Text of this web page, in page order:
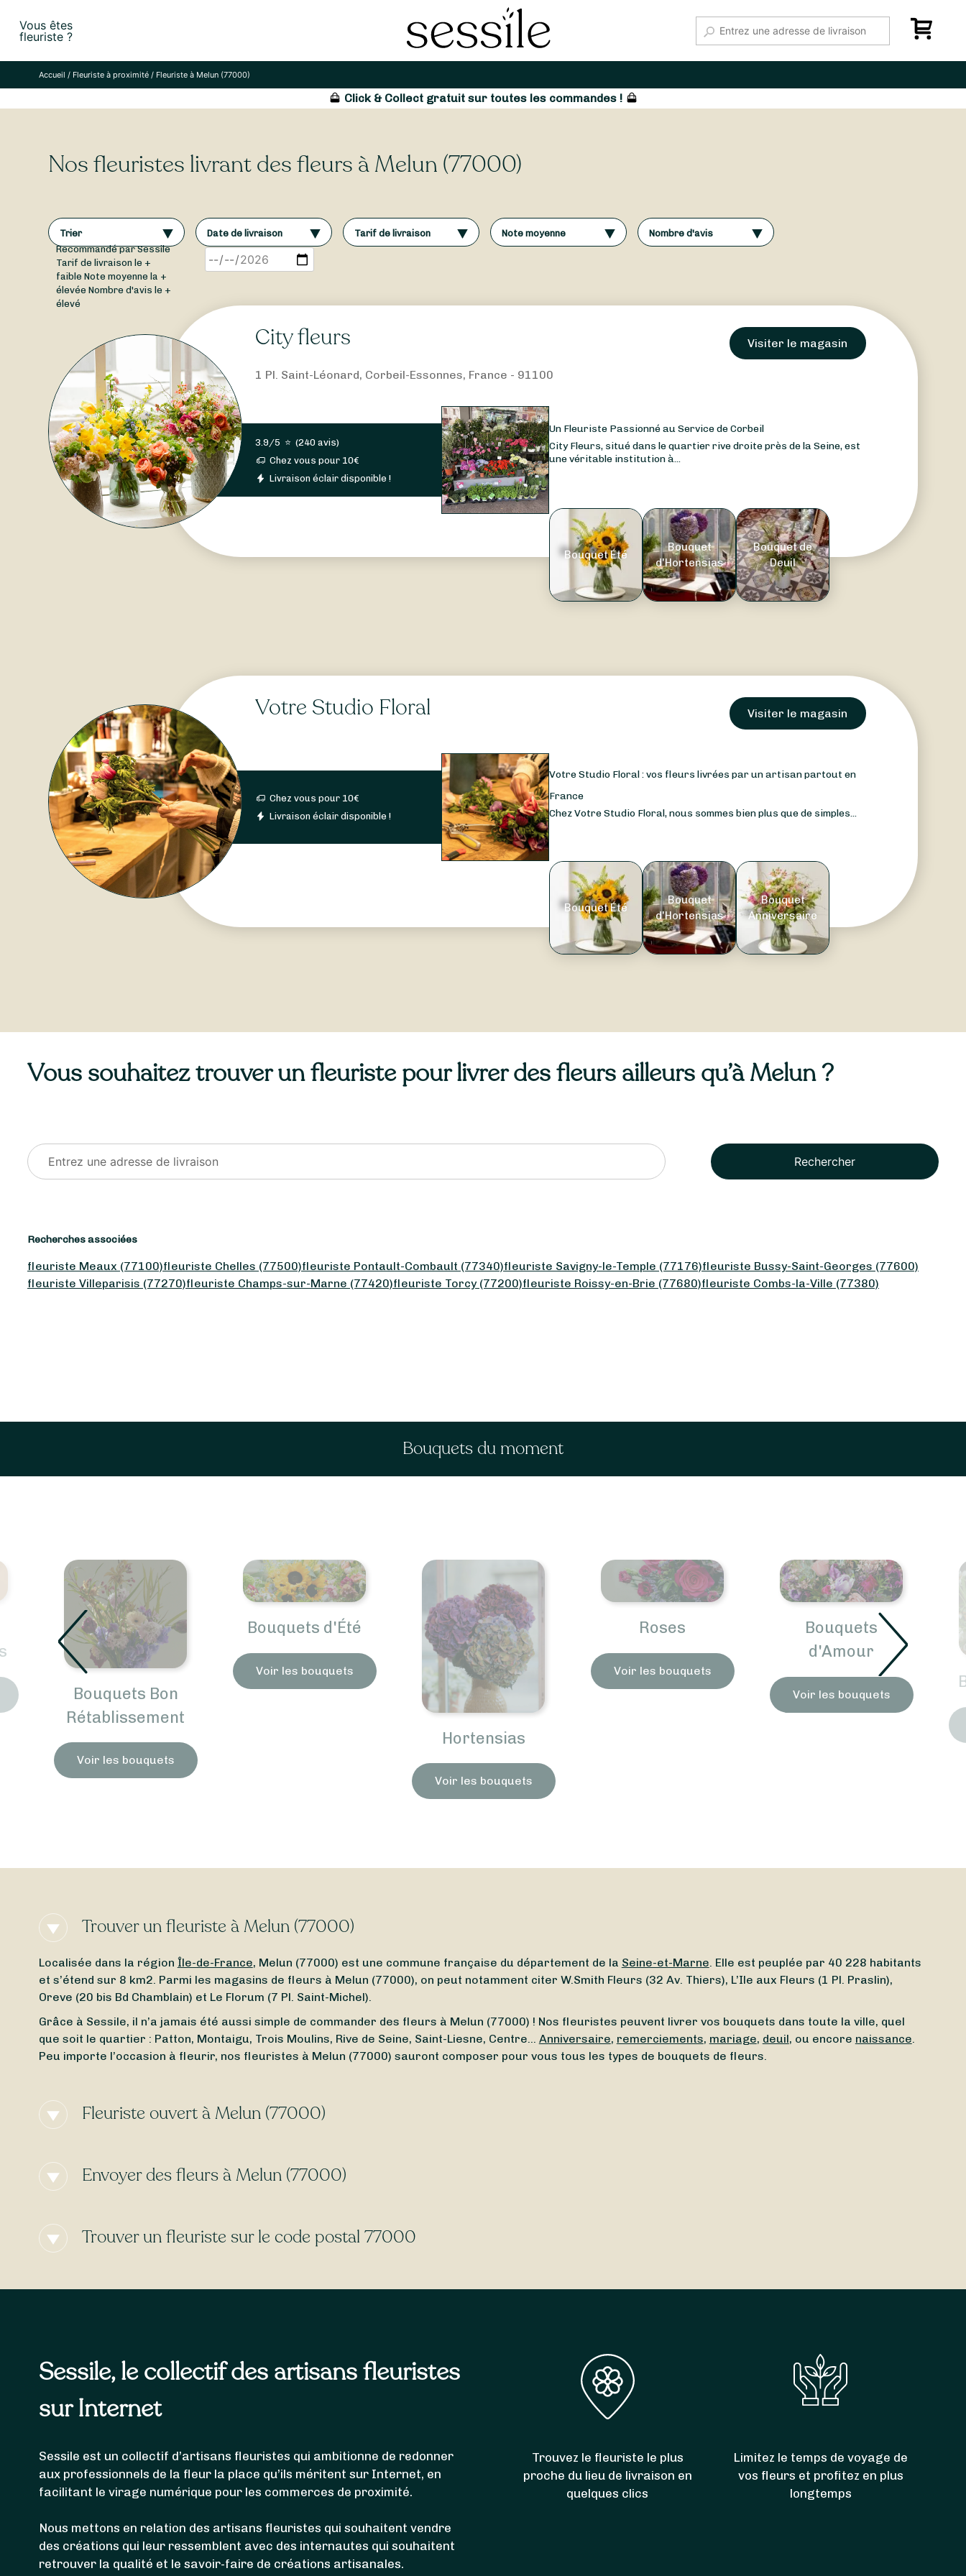
content
Vous êtes
fleuriste ?
Accueil / Fleuriste à proximité/ Fleuriste à Melun (77000)
Click & Collect gratuit sur toutes les commandes !
Nos fleuristes livrant des fleurs à Melun (77000)
Trier
Recommandé par Sessile
Tarif de livraison le +
faible Note moyenne la +
élevée Nombre d'avis le +
élevé
Date de livraison Tarif de livraison Note moyenne Nombre d'avis
City fleurs Visiter le magasin
1 Pl. Saint-Léonard, Corbeil-Essonnes, France - 91100
3.9/5 ⭐ (240 avis)
Chez vous pour 10€
Livraison éclair disponible !
Un Fleuriste Passionné au Service de Corbeil
City Fleurs, situé dans le quartier rive droite près de la Seine, est
une véritable institution à...
Bouquet Été
Bouquet
d'Hortensias
Bouquet de
Deuil
Votre Studio Floral Visiter le magasin
Chez vous pour 10€
Livraison éclair disponible !
Votre Studio Floral : vos fleurs livrées par un artisan partout en
France
Chez Votre Studio Floral, nous sommes bien plus que de simples...
Bouquet Été
Bouquet
d'Hortensias
Bouquet
Anniversaire
Vous souhaitez trouver un fleuriste pour livrer des fleurs ailleurs qu’à Melun ?
Rechercher
Recherches associées
fleuriste Meaux (77100)fleuriste Chelles (77500)fleuriste Pontault-Combault (77340)fleuriste Savigny-le-Temple (77176)fleuriste Bussy-Saint-Georges (77600)
fleuriste Villeparisis (77270)fleuriste Champs-sur-Marne (77420)fleuriste Torcy (77200)fleuriste Roissy-en-Brie (77680)fleuriste Combs-la-Ville (77380)
Bouquets du moment
Bouquets Bon
Rétablissement
Voir les bouquets
Bouquets d'Été
Voir les bouquets
Hortensias
Voir les bouquets
Roses
Voir les bouquets
Bouquets
d'Amour
Voir les bouquets
Trouver un fleuriste à Melun (77000)
Localisée dans la région Île-de-France, Melun (77000) est une commune française du département de la Seine-et-Marne. Elle est peuplée par 40 228 habitants
et s’étend sur 8 km2. Parmi les magasins de fleurs à Melun (77000), on peut notamment citer W.Smith Fleurs (32 Av. Thiers), L’Ile aux Fleurs (1 Pl. Praslin),
Oreve (20 bis Bd Chamblain) et Le Florum (7 Pl. Saint-Michel).
Grâce à Sessile, il n’a jamais été aussi simple de commander des fleurs à Melun (77000) ! Nos fleuristes peuvent livrer vos bouquets dans toute la ville, quel
que soit le quartier : Patton, Montaigu, Trois Moulins, Rive de Seine, Saint-Liesne, Centre… Anniversaire, remerciements, mariage, deuil, ou encore naissance.
Peu importe l’occasion à fleurir, nos fleuristes à Melun (77000) sauront composer pour vous tous les types de bouquets de fleurs.
Fleuriste ouvert à Melun (77000)
et l’heure, trouvez en toute simplicité un fleuriste ouvert autour de vous. Que vous cherchiez un
lundi , Sessile est là pour vous aider.
Envoyer des fleurs à Melun (77000)
Sessile, trouvez facilement des artisans livrant
7 jours sur 7, y compris le
gratuite !
Trouver un fleuriste sur le code postal 77000
livrer votre bouquet de fleurs àVaux-le-Pénil,La RochetteetLivry-sur-Seine.
Sessile, le collectif des artisans fleuristes
sur Internet
Sessile est un collectif d’artisans fleuristes qui ambitionne de redonner
aux professionnels de la fleur la place qu’ils méritent sur Internet, en
facilitant le virage numérique pour les commerces de proximité.
Nous mettons en relation des artisans fleuristes qui souhaitent vendre
des créations qui leur ressemblent avec des internautes qui souhaitent
retrouver la qualité et le savoir-faire de créations artisanales.
Trouvez le fleuriste le plus
proche du lieu de livraison en
quelques clics
Limitez le temps de voyage de
vos fleurs et profitez en plus
longtemps